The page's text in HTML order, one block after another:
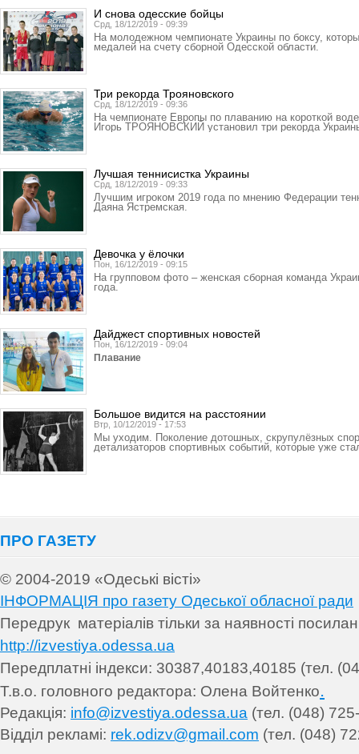
И снова одесские бойцы
Срд, 18/12/2019 - 09:39
На молодежном чемпионате Украины по боксу,
медалей на счету сборной Одесской области.
Три рекорда Трояновского
Срд, 18/12/2019 - 09:36
На чемпионате Европы по плаванию на короткой
Игорь ТРОЯНОВСКИЙ установил три рекорда
Лучшая теннисистка Украины
Срд, 18/12/2019 - 09:33
Лучшим игроком 2019 года по мнению Федерации
Даяна Ястремская.
Девочка у ёлочки
Пон, 16/12/2019 - 09:15
На групповом фото – женская сборная команда
года.
Дайджест спортивных новостей
Пон, 16/12/2019 - 09:04
Плавание
Большое видится на расстоянии
Втр, 10/12/2019 - 17:53
Мы уходим. Поколение дотошных, скрупулёзных
детализаторов спортивных событий, которые уже
ПРО ГАЗЕТУ
© 2004-2019 «Одеські вісті»
ІНФОРМАЦІЯ про газету Одеської обласної ради
Передрук матеріалів тільки за наявності
http://izvestiya.odessa.ua
Передплатні індекси: 30387,40183,40185 (тел.
Т.в.о. головного редактора: Олена Войтенко.
Редакція: info@izvestiya.odessa.ua (тел. (048)
Відділ рекламі: rek.odizv@gmail.com (тел. (048)